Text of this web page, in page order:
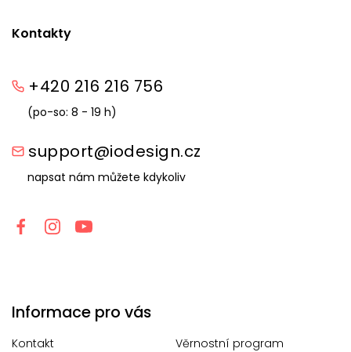
Kontakty
+420 216 216 756
(po-so: 8 - 19 h)
support@iodesign.cz
napsat nám můžete kdykoliv
Informace pro vás
Kontakt
Věrnostní program